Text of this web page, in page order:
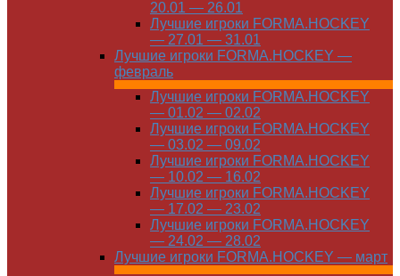
20.01 — 26.01
Лучшие игроки FORMA.HOCKEY
— 27.01 — 31.01
Лучшие игроки FORMA.HOCKEY —
февраль
Лучшие игроки FORMA.HOCKEY
— 01.02 — 02.02
Лучшие игроки FORMA.HOCKEY
— 03.02 — 09.02
Лучшие игроки FORMA.HOCKEY
— 10.02 — 16.02
Лучшие игроки FORMA.HOCKEY
— 17.02 — 23.02
Лучшие игроки FORMA.HOCKEY
— 24.02 — 28.02
Лучшие игроки FORMA.HOCKEY — март